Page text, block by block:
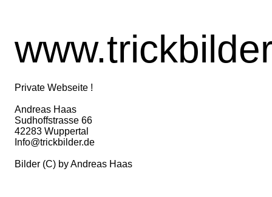
Private Webseite !
Andreas Haas
Sudhoffstrasse 66
42283 Wuppertal
Info@trickbilder.de
Bilder (C) by Andreas Haas